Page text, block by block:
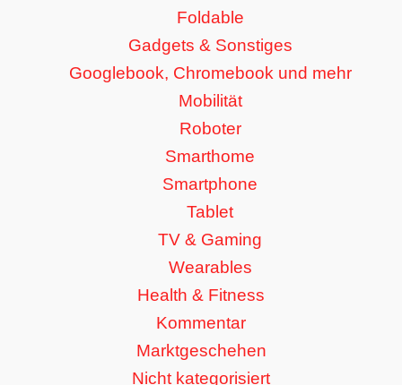
Foldable
Gadgets & Sonstiges
Googlebook, Chromebook und mehr
Mobilität
Roboter
Smarthome
Smartphone
Tablet
TV & Gaming
Wearables
Health & Fitness
Kommentar
Marktgeschehen
Nicht kategorisiert